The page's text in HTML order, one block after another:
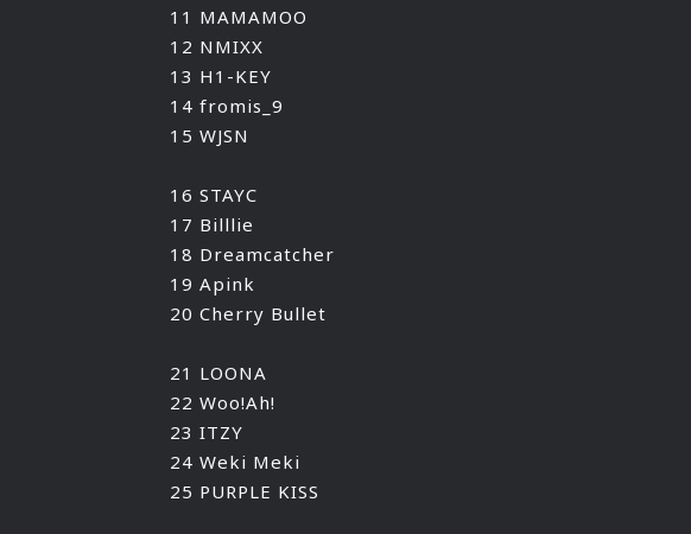
11 MAMAMOO
12 NMIXX
13 H1-KEY
14 fromis_9
15 WJSN
16 STAYC
17 Billlie
18 Dreamcatcher
19 Apink
20 Cherry Bullet
21 LOONA
22 Woo!Ah!
23 ITZY
24 Weki Meki
25 PURPLE KISS